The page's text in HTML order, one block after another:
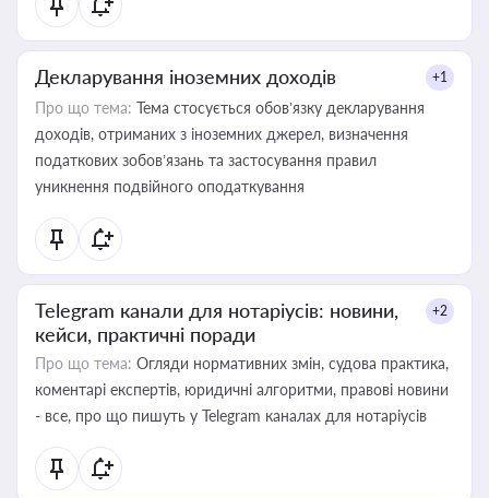
Декларування іноземних доходів +1
Про що тема: Тема стосується обов’язку декларування
доходів, отриманих з іноземних джерел, визначення
податкових зобов’язань та застосування правил
уникнення подвійного оподаткування
Telegram канали для нотаріусів: новини,
кейси, практичні поради
+2
Про що тема: Огляди нормативних змін, судова практика,
коментарі експертів, юридичні алгоритми, правові новини
- все, про що пишуть у Telegram каналах для нотаріусів